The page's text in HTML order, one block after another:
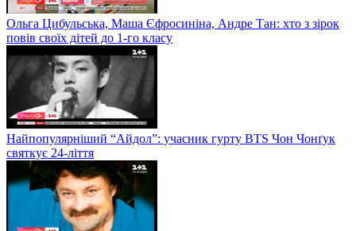
Ольга Цибульська, Маша Єфросиніна, Андре Тан: хто з зірок
повів своїх дітей до 1-го класу
Найпопулярніший “Айдол”: учасник гурту BTS Чон Чонґук
святкує 24-ліття